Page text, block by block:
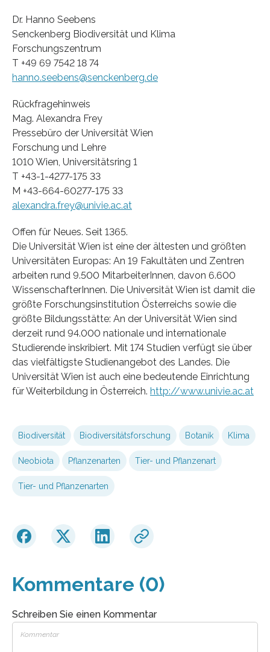
Dr. Hanno Seebens
Senckenberg Biodiversität und Klima
Forschungszentrum
T +49 69 7542 18 74
hanno.seebens@senckenberg.de
Rückfragehinweis
Mag. Alexandra Frey
Pressebüro der Universität Wien
Forschung und Lehre
1010 Wien, Universitätsring 1
T +43-1-4277-175 33
M +43-664-60277-175 33
alexandra.frey@univie.ac.at
Offen für Neues. Seit 1365.
Die Universität Wien ist eine der ältesten und größten
Universitäten Europas: An 19 Fakultäten und Zentren
arbeiten rund 9.500 MitarbeiterInnen, davon 6.600
WissenschafterInnen. Die Universität Wien ist damit die
größte Forschungsinstitution Österreichs sowie die
größte Bildungsstätte: An der Universität Wien sind
derzeit rund 94.000 nationale und internationale
Studierende inskribiert. Mit 174 Studien verfügt sie über
das vielfältigste Studienangebot des Landes. Die
Universität Wien ist auch eine bedeutende Einrichtung
für Weiterbildung in Österreich. http://www.univie.ac.at
Biodiversität Biodiversitätsforschung Botanik Klima
Neobiota Pflanzenarten Tier- und Pflanzenart
Tier- und Pflanzenarten
Kommentare (0)
Schreiben Sie einen Kommentar